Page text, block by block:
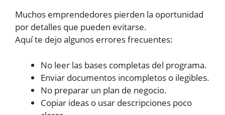
Muchos emprendedores pierden la oportunidad
por detalles que pueden evitarse.
Aquí te dejo algunos errores frecuentes:
No leer las bases completas del programa.
Enviar documentos incompletos o ilegibles.
No preparar un plan de negocio.
Copiar ideas o usar descripciones poco